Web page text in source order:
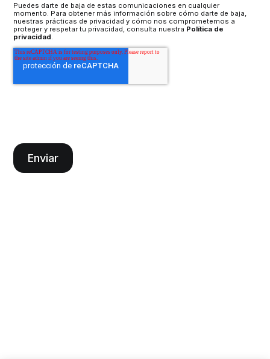
Puedes darte de baja de estas comunicaciones en cualquier
momento. Para obtener más información sobre cómo darte de baja,
nuestras prácticas de privacidad y cómo nos comprometemos a
proteger y respetar tu privacidad, consulta nuestra Política de
privacidad